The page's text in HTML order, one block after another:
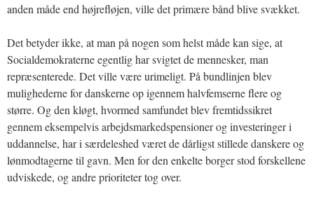
anden måde end højrefløjen, ville det primære bånd blive svækket.
Det betyder ikke, at man på nogen som helst måde kan sige, at
Socialdemokraterne egentlig har svigtet de mennesker, man
repræsenterede. Det ville være urimeligt. På bundlinjen blev
mulighederne for danskerne op igennem halvfemserne flere og
større. Og den kløgt, hvormed samfundet blev fremtidssikret
gennem eksempelvis arbejdsmarkedspensioner og investeringer i
uddannelse, har i særdeleshed været de dårligst stillede danskere og
lønmodtagerne til gavn. Men for den enkelte borger stod forskellene
udviskede, og andre prioriteter tog over.